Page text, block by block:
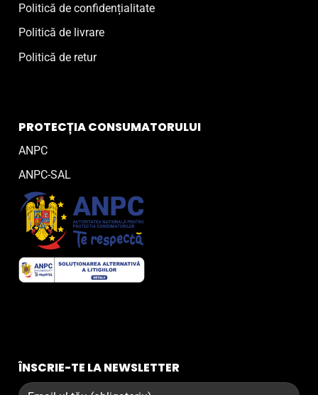
Politică de confidențialitate
Politică de livrare
Politică de retur
PROTECȚIA CONSUMATORULUI
ANPC
ANPC-SAL
ÎNSCRIE-TE LA NEWSLETTER